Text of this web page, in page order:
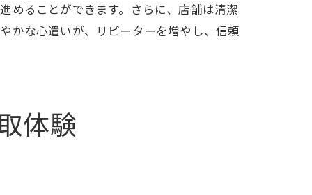
めることができます。さらに、店舗は清潔
かな心遣いが、リピーターを増やし、信頼
体験